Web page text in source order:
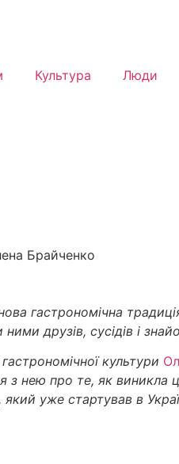
Культура Люди
Брайченко
гастрономічна
друзів, сусідів і
гастрономічної культури
з нею про те, як
уже стартував в